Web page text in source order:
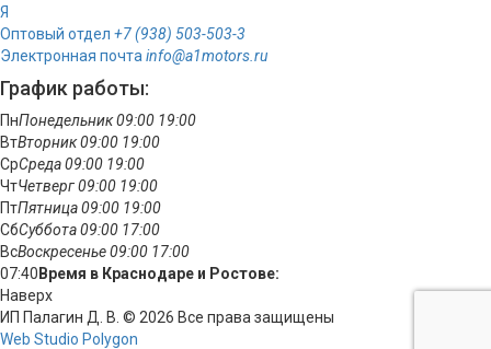
Я
Оптовый отдел +7 (938) 503-503-3
Электронная почта info@a1motors.ru
График работы:
ПнПонедельник09:00 19:00
ВтВторник09:00 19:00
СрСреда09:00 19:00
ЧтЧетверг09:00 19:00
ПтПятница09:00 19:00
СбСуббота09:00 17:00
ВсВоскресенье09:00 17:00
07:40 Время в Краснодаре и Ростове:
Наверх
ИП Палагин Д. В. © 2026 Все права защищены
Web Studio Polygon